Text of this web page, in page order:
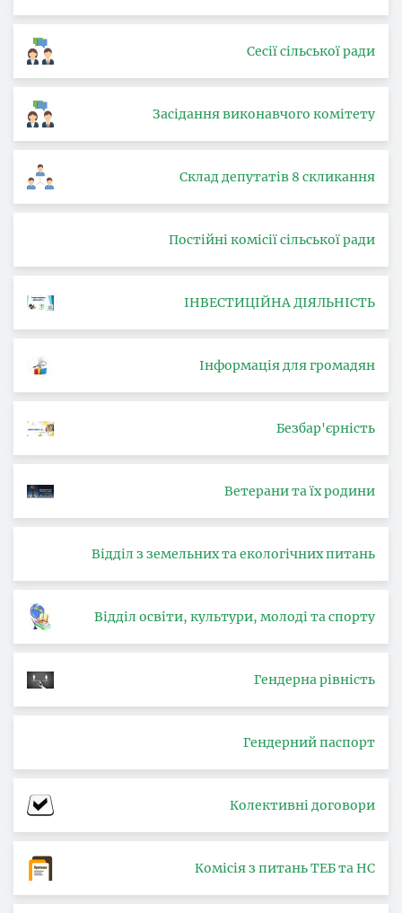
Сесії сільської ради
Засідання виконавчого комітету
Склад депутатів 8 скликання
Постійні комісії сільської ради
ІНВЕСТИЦІЙНА ДІЯЛЬНІСТЬ
Інформація для громадян
Безбар'єрність
Ветерани та їх родини
Відділ з земельних та екологічних питань
Відділ освіти, культури, молоді та спорту
Гендерна рівність
Гендерний паспорт
Колективні договори
Комісія з питань ТЕБ та НС